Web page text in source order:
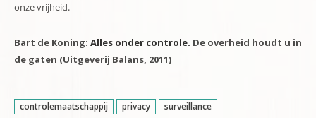
onze vrijheid.
Bart de Koning: Alles onder controle. De overheid houdt u in
de gaten (Uitgeverij Balans, 2011)
controlemaatschappij privacy surveillance